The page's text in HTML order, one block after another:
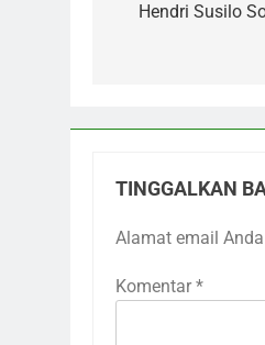
pos
Hendri Susilo
TINGGALKAN
Alamat email
Komentar *